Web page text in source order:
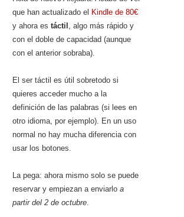
que han actualizado el Kindle de 80€
y ahora es táctil , algo más rápido y
con el doble de capacidad (aunque
con el anterior sobraba).
El ser táctil es útil sobretodo si
quieres acceder mucho a la
definición de las palabras (si lees en
otro idioma, por ejemplo). En un uso
normal no hay mucha diferencia con
usar los botones.
La pega: ahora mismo solo se puede
reservar y empiezan a enviarlo a
partir del 2 de octubre